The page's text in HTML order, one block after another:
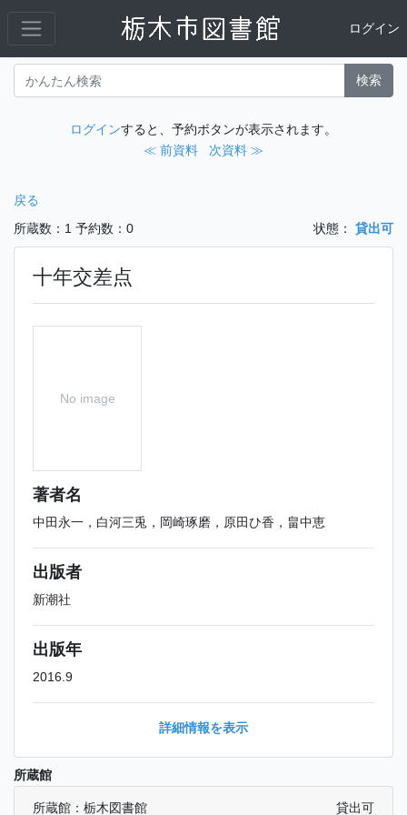
ログイン
検索
ログインすると、予約ボタンが表示されます。
≪ 前資料
次資料 ≫
戻る
所蔵数：1 予約数：0 状態： 貸出可
十年交差点
No image
著者名
中田永一，白河三兎，岡崎琢磨，原田ひ香，畠中恵
出版者
新潮社
出版年
2016.9
詳細情報を表示
所蔵館
所蔵館：栃木図書館 貸出可